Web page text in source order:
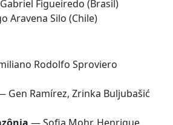
Figueiredo (Brasil)
Aravena Silo (Chile)
Rodolfo Sproviero
Gen Ramírez, Zrinka Buljubašić